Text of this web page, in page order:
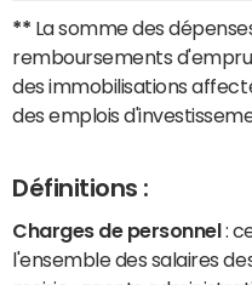
** La somme des
remboursements
des immobilisations
des emplois
Définitions :
Charges de personnel :
l'ensemble des salaires